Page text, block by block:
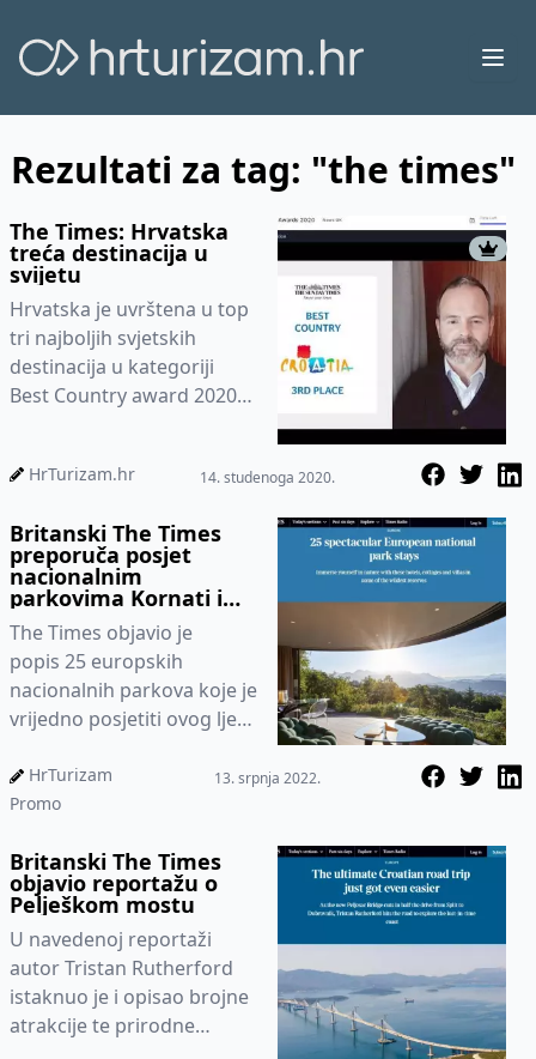
Rezultati za tag: "the times"
The Times: Hrvatska
treća destinacija u
svijetu
Hrvatska je uvrštena u top
tri najboljih svjetskih
destinacija u kategoriji
Best Country award 2020
HrTurizam.hr 14. studenoga 2020.
Britanski The Times
preporuča posjet
nacionalnim
parkovima Kornati i
Brijuni
The Times objavio je
popis 25 europskih
nacionalnih parkova koje je
vrijedno posjetiti ovog ljeta
smještajne ponude
HrTurizam
Promo
13. srpnja 2022.
Britanski The Times
objavio reportažu o
Pelješkom mostu
U navedenoj reportaži
autor Tristan Rutherford
istaknuo je i opisao brojne
atrakcije te prirodne